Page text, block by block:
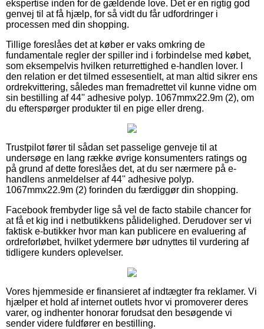
ekspertise inden for de gældende love. Det er en rigtig god
genvej til at få hjælp, for så vidt du får udfordringer i
processen med din shopping.
Tillige foreslåes det at køber er vaks omkring de
fundamentale regler der spiller ind i forbindelse med købet,
som eksempelvis hvilken returrettighed e-handlen lover. I
den relation er det tilmed essesentielt, at man altid sikrer ens
ordrekvittering, således man fremadrettet vil kunne vidne om
sin bestilling af 44'' adhesive polyp. 1067mmx22.9m (2), om
du efterspørger produkter til en pige eller dreng.
Trustpilot fører til sådan set passelige genveje til at
undersøge en lang række øvrige konsumenters ratings og
på grund af dette foreslåes det, at du ser nærmere på e-
handlens anmeldelser af 44'' adhesive polyp.
1067mmx22.9m (2) forinden du færdiggør din shopping.
Facebook frembyder lige så vel de facto stabile chancer for
at få et kig ind i netbutikkens pålidelighed. Derudover ser vi
faktisk e-butikker hvor man kan publicere en evaluering af
ordreforløbet, hvilket ydermere bør udnyttes til vurdering af
tidligere kunders oplevelser.
Vores hjemmeside er finansieret af indtægter fra reklamer. Vi
hjælper et hold af internet outlets hvor vi promoverer deres
varer, og indhenter honorar forudsat den besøgende vi
sender videre fuldfører en bestilling.